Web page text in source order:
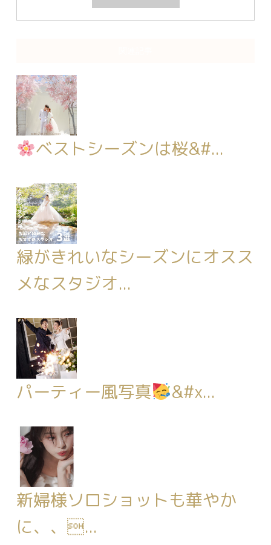
ベストシーズンは桜&#...
緑がきれいなシーズンにオスス
メなスタジオ...
パーティー風写真 &#x...
新婦様ソロショットも華やか
に、、...